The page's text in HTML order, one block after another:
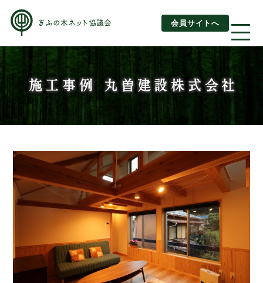
会員サイトへ
About us
ぎふの木ネットとは
ご利用ガイド
はじめてご利用されるお客様へ
運営団体情報
活動報告
新着情報
施工事例 丸曽建設株式会社